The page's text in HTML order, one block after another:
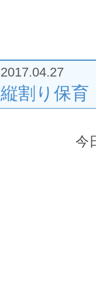
2017.04.27
縦割り保
今